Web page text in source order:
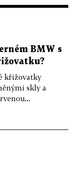
BMW s
křižovatky
skly a